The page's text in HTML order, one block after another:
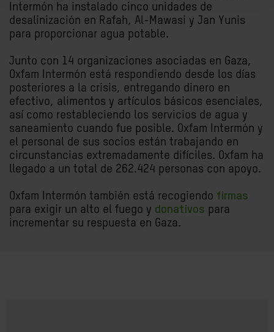
Intermón ha instalado cinco unidades de
desalinización en Rafah, Al-Mawasi y Jan Yunis
para proporcionar agua potable.
Junto con 14 organizaciones asociadas en Gaza,
Oxfam Intermón está respondiendo desde los días
posteriores a la crisis, entregando dinero en
efectivo, alimentos y artículos básicos esenciales,
así como restableciendo los servicios de agua y
saneamiento cuando fue posible. Oxfam Intermón y
el personal de sus socios están trabajando en
circunstancias extremadamente difíciles. Oxfam ha
llegado a un total de 262.424 personas con apoyo.
Oxfam Intermón también está recogiendo firmas
para exigir un alto el fuego y donativos para
incrementar su respuesta en Gaza.